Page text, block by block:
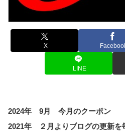
X
LINE
2024年 9月 今月のクーポン
2021年 ２月よりブログの更新を